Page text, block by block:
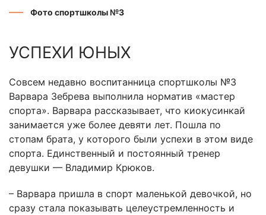
Фото спортшколы №3
УСПЕХИ ЮНЫХ
Совсем недавно воспитанница спортшколы №3
Варвара Зебрева выполнила норматив «мастер
спорта». Варвара рассказывает, что киокусинкай
занимается уже более девяти лет. Пошла по
стопам брата, у которого были успехи в этом виде
спорта. Единственный и постоянный тренер
девушки — Владимир Крюков.
– Варвара пришла в спорт маленькой девочкой, но
сразу стала показывать целеустремленность и